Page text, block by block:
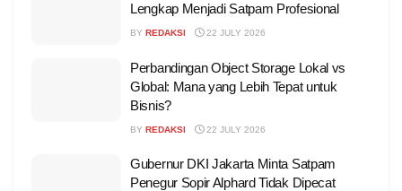
Lengkap Menjadi Satpam Profesional
BY REDAKSI 22 JULY 2026
Perbandingan Object Storage Lokal vs
Global: Mana yang Lebih Tepat untuk
Bisnis?
BY REDAKSI 22 JULY 2026
Gubernur DKI Jakarta Minta Satpam
Penegur Sopir Alphard Tidak Dipecat